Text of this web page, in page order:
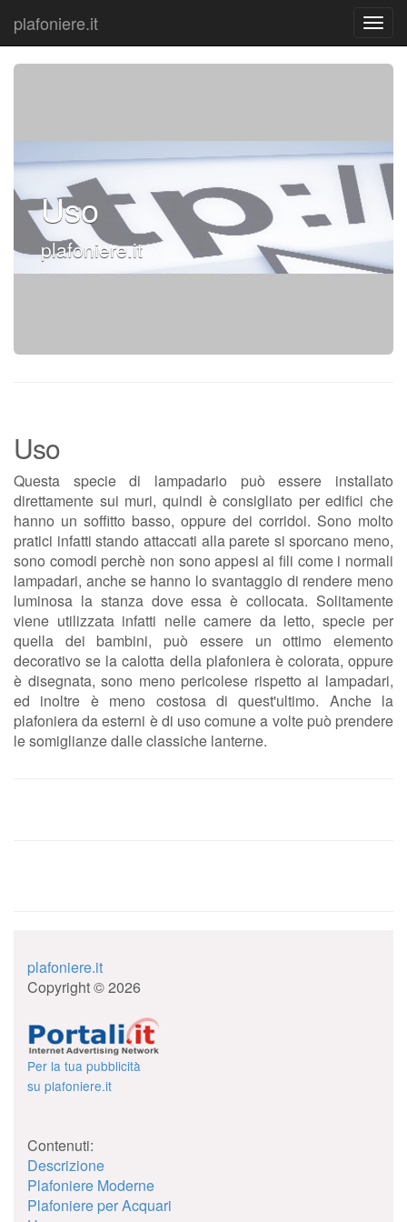
plafoniere.it
Uso
plafoniere.it
Uso
Questa specie di lampadario può essere installato
direttamente sui muri, quindi è consigliato per edifici che
hanno un soffitto basso, oppure dei corridoi. Sono molto
pratici infatti stando attaccati alla parete si sporcano meno,
sono comodi perchè non sono appesi ai fili come i normali
lampadari, anche se hanno lo svantaggio di rendere meno
luminosa la stanza dove essa è collocata. Solitamente
viene utilizzata infatti nelle camere da letto, specie per
quella dei bambini, può essere un ottimo elemento
decorativo se la calotta della plafoniera è colorata, oppure
è disegnata, sono meno pericolese rispetto ai lampadari,
ed inoltre è meno costosa di quest'ultimo. Anche la
plafoniera da esterni è di uso comune a volte può prendere
le somiglianze dalle classiche lanterne.
plafoniere.it
Copyright © 2026
Per la tua pubblicità
su plafoniere.it
Contenuti:
Descrizione
Plafoniere Moderne
Plafoniere per Acquari